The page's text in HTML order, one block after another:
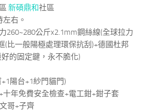
新碩鼎和社區
右。
260~280公斤x2.1mm鋼絲線(全球拉力
(比一般陽極處理環保抗刮)+德國杜邦
的固定鍵，永不脆化)
陽台+1紗門貓門)
年免費安全檢查+電工鉗+鉗子套
哥+子齊